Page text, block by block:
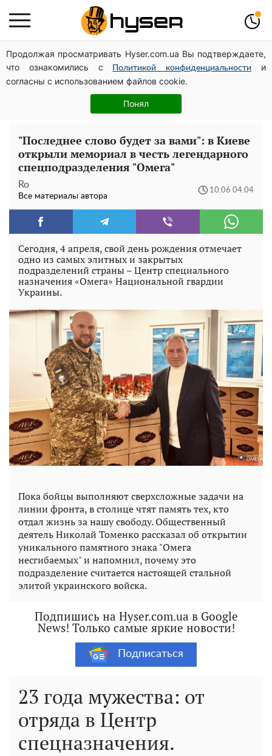
Продолжая просматривать Hyser.com.ua Вы подтверждаете,
что ознакомились с
Политикой конфиденциальности
и
согласны с использованием файлов cookie.
Понял
Полностью голая Анна Тринчер блеснула
"прелестями": таких размеров вы еще не видели
Весь секрет в одной таблетке аспирина: рецепт
хрустящей и сочной капусты на зиму. Даже пяти банок
"Последнее слово будет за вами": в Киеве
открыли мемориал в честь легендарного
спецподразделения "Омега"
Ro
Все материалы автора
10:06 04.04
Сегодня, 4 апреля, свой день рождения отмечает
одно из самых элитных и закрытых
подразделений страны – Центр специального
назначения «Омега» Национальной гвардии
Украины.
Пока бойцы выполняют сверхсложные задачи на
линии фронта, в столице чтят память тех, кто
отдал жизнь за нашу свободу. Общественный
деятель Николай Томенко рассказал об открытии
уникального памятного знака "Омега
несгибаемых" и напомнил, почему это
подразделение считается настоящей стальной
элитой украинского войска.
Подпишись на Hyser.com.ua в Google
News! Только самые яркие новости!
Подписаться
23 года мужества: от
отряда в Центр
спецназначения.